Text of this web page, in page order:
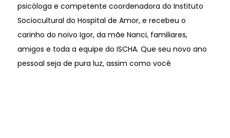
psicóloga e competente coordenadora do Instituto
Sociocultural do Hospital de Amor, e recebeu o
carinho do noivo Igor, da mãe Nanci, familiares,
amigos e toda a equipe do ISCHA. Que seu novo ano
pessoal seja de pura luz, assim como você